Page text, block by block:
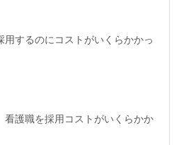
するのにコストがいくらかかっ
看護職を採用コストがいくらかか